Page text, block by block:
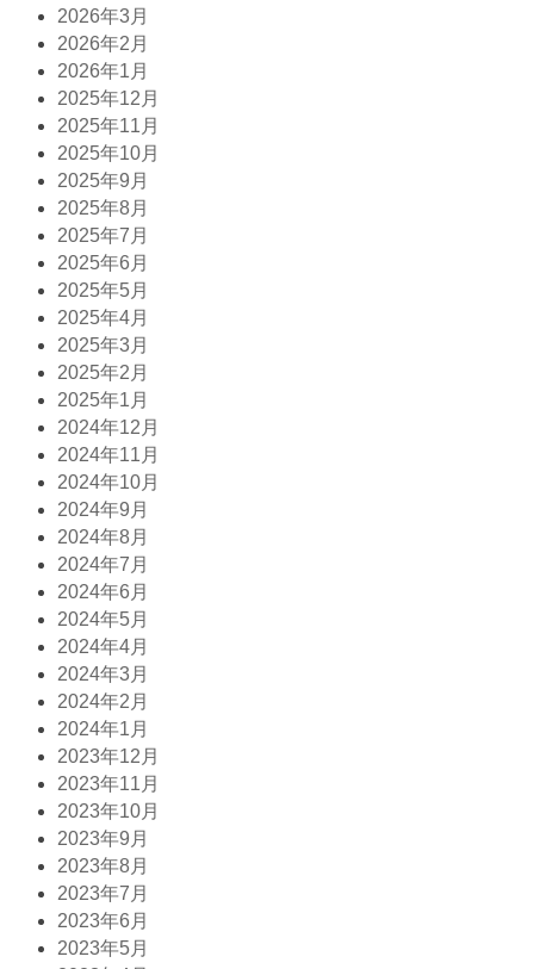
2026年3月
2026年2月
2026年1月
2025年12月
2025年11月
2025年10月
2025年9月
2025年8月
2025年7月
2025年6月
2025年5月
2025年4月
2025年3月
2025年2月
2025年1月
2024年12月
2024年11月
2024年10月
2024年9月
2024年8月
2024年7月
2024年6月
2024年5月
2024年4月
2024年3月
2024年2月
2024年1月
2023年12月
2023年11月
2023年10月
2023年9月
2023年8月
2023年7月
2023年6月
2023年5月